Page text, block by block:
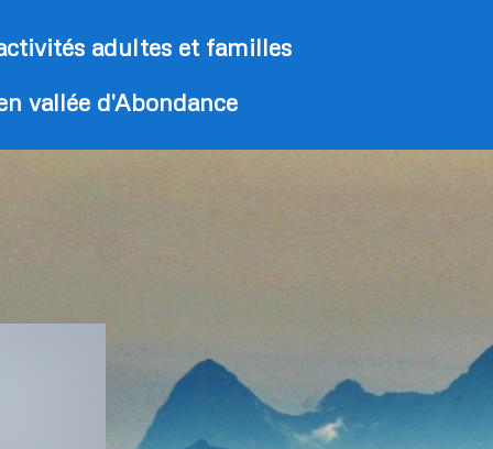
adultes et familles
vallée d'Abondance